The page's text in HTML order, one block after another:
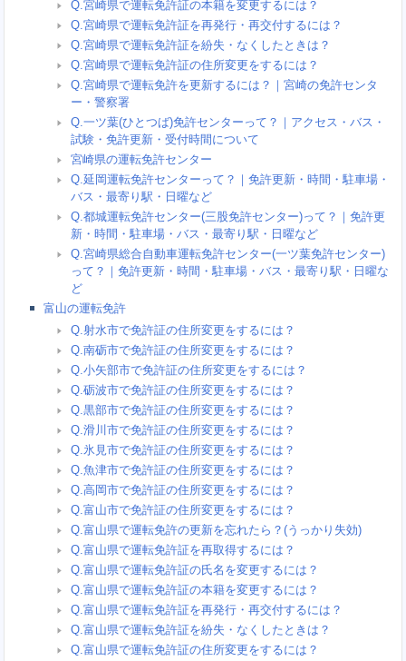
Q.宮崎県で運転免許証の本籍を変更するには？
Q.宮崎県で運転免許証を再発行・再交付するには？
Q.宮崎県で運転免許証を紛失・なくしたときは？
Q.宮崎県で運転免許証の住所変更をするには？
Q.宮崎県で運転免許を更新するには？｜宮崎の免許センタ
ー・警察署
Q.一ツ葉(ひとつば)免許センターって？｜アクセス・バス・
試験・免許更新・受付時間について
宮崎県の運転免許センター
Q.延岡運転免許センターって？｜免許更新・時間・駐車場・
バス・最寄り駅・日曜など
Q.都城運転免許センター(三股免許センター)って？｜免許更
新・時間・駐車場・バス・最寄り駅・日曜など
Q.宮崎県総合自動車運転免許センター(一ツ葉免許センター)
って？｜免許更新・時間・駐車場・バス・最寄り駅・日曜な
ど
富山の運転免許
Q.射水市で免許証の住所変更をするには？
Q.南砺市で免許証の住所変更をするには？
Q.小矢部市で免許証の住所変更をするには？
Q.砺波市で免許証の住所変更をするには？
Q.黒部市で免許証の住所変更をするには？
Q.滑川市で免許証の住所変更をするには？
Q.氷見市で免許証の住所変更をするには？
Q.魚津市で免許証の住所変更をするには？
Q.高岡市で免許証の住所変更をするには？
Q.富山市で免許証の住所変更をするには？
Q.富山県で運転免許の更新を忘れたら？(うっかり失効)
Q.富山県で運転免許証を再取得するには？
Q.富山県で運転免許証の氏名を変更するには？
Q.富山県で運転免許証の本籍を変更するには？
Q.富山県で運転免許証を再発行・再交付するには？
Q.富山県で運転免許証を紛失・なくしたときは？
Q.富山県で運転免許証の住所変更をするには？